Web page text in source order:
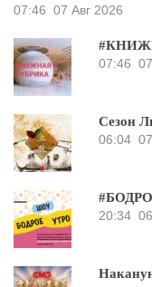
07:46 07 Авг 2026
07:46
Сезон
06:04
20:34